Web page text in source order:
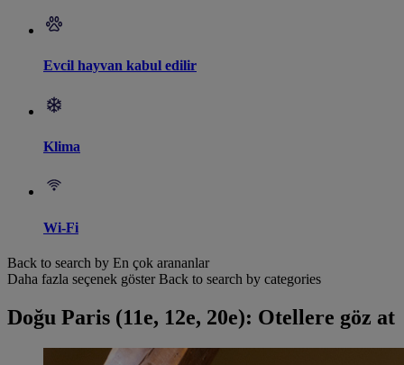
Evcil hayvan kabul edilir
Klima
Wi-Fi
Back to search by En çok arananlar
Daha fazla seçenek göster Back to search by categories
Doğu Paris (11e, 12e, 20e): Otellere göz at